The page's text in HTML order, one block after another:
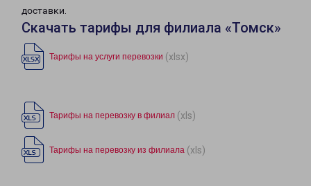
доставки.
Скачать тарифы для филиала «Томск»
Тарифы на услуги перевозки (xlsx)
Тарифы на перевозку в филиал (xls)
Тарифы на перевозку из филиала (xls)